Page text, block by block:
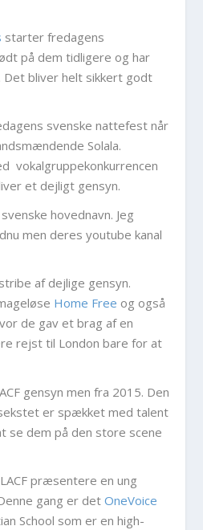
starter fredagens
på dem tidligere og har
Det bliver helt sikkert godt
svenske nattefest når
Solala.
vokalgruppekonkurrencen
et dejligt gensyn.
hovednavn. Jeg
men deres youtube kanal
af dejlige gensyn.
Home Free og også
de gav et brag af en
rejst til London bare for at
gensyn men fra 2015. Den
er spækket med talent
se dem på den store scene
præsentere en ung
gang er det OneVoice
School som er en high-